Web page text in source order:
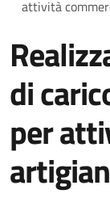
attività
di
per